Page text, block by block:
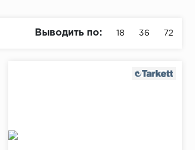
Выводить по: 18 36 72